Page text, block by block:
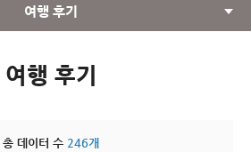
여행 후기
여행 후기
총 데이터 수 246개